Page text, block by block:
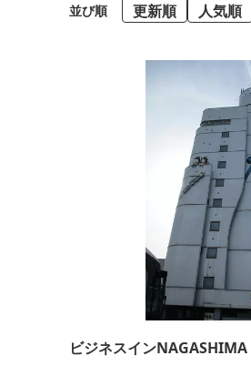
並び順 更新順 人気順
ビジネスインNAGASHIMA